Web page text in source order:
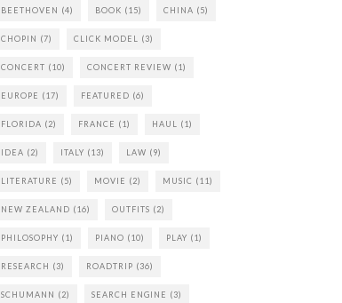
BEETHOVEN (4) BOOK (15) CHINA (5)
CHOPIN (7) CLICK MODEL (3)
CONCERT (10) CONCERT REVIEW (1)
EUROPE (17) FEATURED (6)
FLORIDA (2) FRANCE (1) HAUL (1)
IDEA (2) ITALY (13) LAW (9)
LITERATURE (5) MOVIE (2) MUSIC (11)
NEW ZEALAND (16) OUTFITS (2)
PHILOSOPHY (1) PIANO (10) PLAY (1)
RESEARCH (3) ROADTRIP (36)
SCHUMANN (2) SEARCH ENGINE (3)